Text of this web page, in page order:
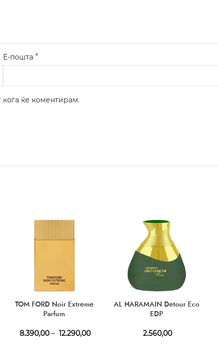
Е-пошта *
кога ќе коментирам.
TOM FORD Noir Extreme
Parfum
8.390,00 – 12.290,00
AL HARAMAIN Detour Eco
EDP
2.560,00